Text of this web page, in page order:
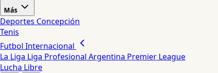
Más
Deportes Concepción
Tenis
Futbol Internacional
La Liga Liga Profesional Argentina Premier League
Lucha Libre